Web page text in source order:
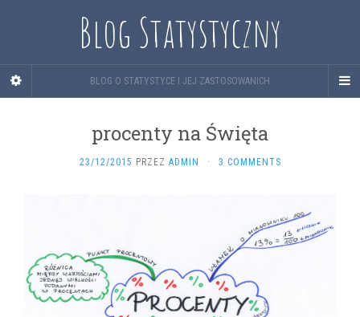
Blog Statystyczny
BLOG O STATYSTYCE I JEJ ZASTOSOWANICH
procenty na Święta
23/12/2015 PRZEZ ADMIN · 3 COMMENTS